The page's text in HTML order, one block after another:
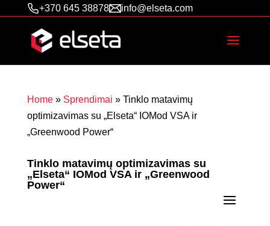
+370 645 38878 info@elseta.com
Home» Sprendimai » Tinklo matavimų
optimizavimas su „Elseta“ IOMod VSA ir
„Greenwood Power“
Tinklo matavimų optimizavimas su
„Elseta“ IOMod VSA ir „Greenwood
Power“